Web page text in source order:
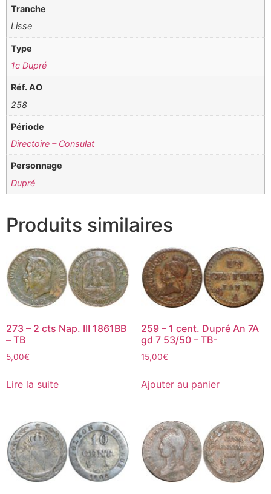
Tranche
Lisse
Type
1c Dupré
Réf. AO
258
Période
Directoire – Consulat
Personnage
Dupré
Produits similaires
273 – 2 cts Nap. III 1861BB
– TB
5,00€
Lire la suite
259 – 1 cent. Dupré An 7A
gd 7 53/50 – TB-
15,00€
Ajouter au panier